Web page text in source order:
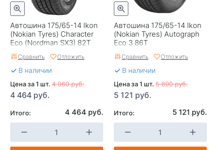
Автошина 175/65-14 Ikon
(Nokian Tyres) Character
Eco (Nordman SX3) 82T
Сравнить Отложить
В наличии
Цена за 1 шт. 4 960 руб.
4 464 руб.
Итого: 4 464 руб.
Автошина 175/65-14 Ikon
(Nokian Tyrеs) Autograph
Eco 3 86T
Сравнить Отложить
В наличии
Цена за 1 шт. 5 690 руб.
5 121 руб.
Итого: 5 121 руб.